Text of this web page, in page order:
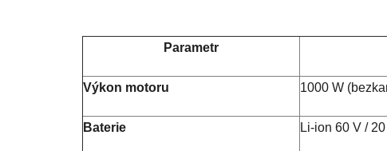
Parametr
Výkon motoru 1000 W
Baterie Li-ion 60 V /